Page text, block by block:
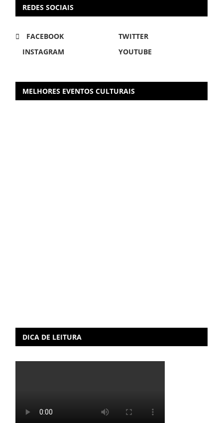
REDES SOCIAIS
FACEBOOK
TWITTER
INSTAGRAM
YOUTUBE
MELHORES EVENTOS CULTURAIS
DICA DE LEITURA